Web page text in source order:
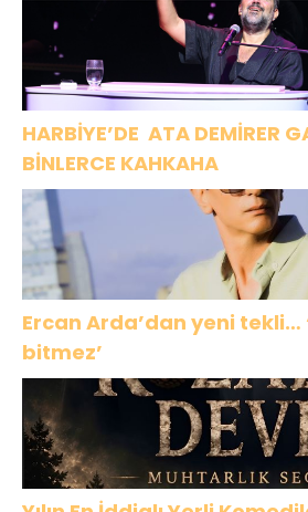
HARBİYE’DE ATA DEMİRER
BİNLERCE KAHKAHA
Ercan Arda’dan yeni tekli… ‘Bu sevda
bitmez’